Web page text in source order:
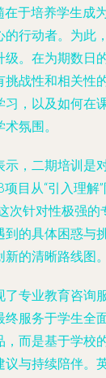
于培养学生成
行动者。为此
。在为期数日
战性和相关性
，以及如何在
氛围。
，二期培训是
目从“引入理解
次针对性极强
的具体困惑与
的清晰路线图。
专业教育咨询
服务于学生全
而是基于学校
与持续陪伴。